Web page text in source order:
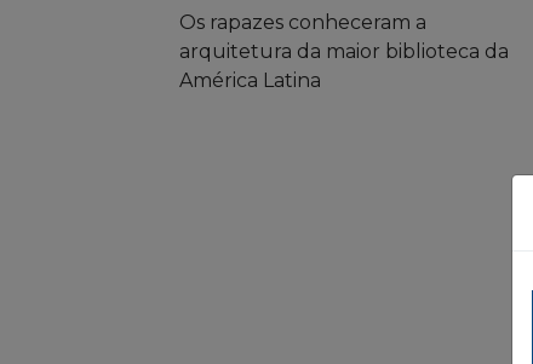
Os rapazes conheceram a
arquitetura da maior biblioteca da
América Latina